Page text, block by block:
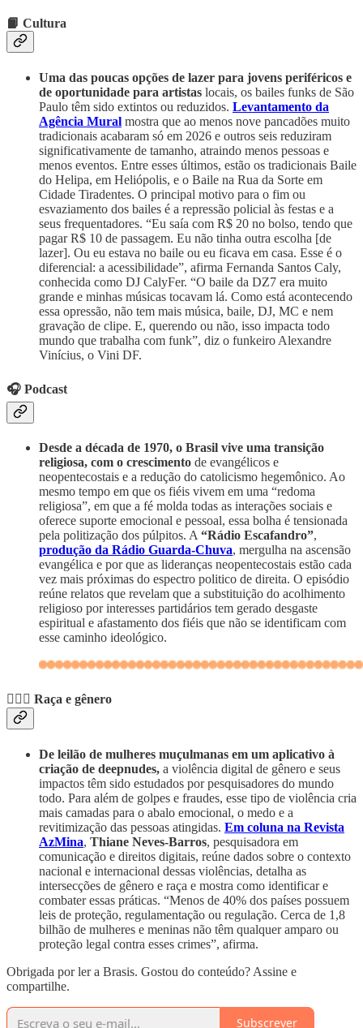
📙 Cultura
Uma das poucas opções de lazer para jovens periféricos e
de oportunidade para artistas locais, os bailes funks de São
Paulo têm sido extintos ou reduzidos. Levantamento da
Agência Mural mostra que ao menos nove pancadões muito
tradicionais acabaram só em 2026 e outros seis reduziram
significativamente de tamanho, atraindo menos pessoas e
menos eventos. Entre esses últimos, estão os tradicionais Baile
do Helipa, em Heliópolis, e o Baile na Rua da Sorte em
Cidade Tiradentes. O principal motivo para o fim ou
esvaziamento dos bailes é a repressão policial às festas e a
seus frequentadores. “Eu saía com R$ 20 no bolso, tendo que
pagar R$ 10 de passagem. Eu não tinha outra escolha [de
lazer]. Ou eu estava no baile ou eu ficava em casa. Esse é o
diferencial: a acessibilidade”, afirma Fernanda Santos Caly,
conhecida como DJ CalyFer. “O baile da DZ7 era muito
grande e minhas músicas tocavam lá. Como está acontecendo
essa opressão, não tem mais música, baile, DJ, MC e nem
gravação de clipe. E, querendo ou não, isso impacta todo
mundo que trabalha com funk”, diz o funkeiro Alexandre
Vinícius, o Vini DF.
🎧 Podcast
Desde a década de 1970, o Brasil vive uma transição
religiosa, com o crescimento de evangélicos e
neopentecostais e a redução do catolicismo hegemônico. Ao
mesmo tempo em que os fiéis vivem em uma “redoma
religiosa”, em que a fé molda todas as interações sociais e
oferece suporte emocional e pessoal, essa bolha é tensionada
pela politização dos púlpitos. A “Rádio Escafandro”,
produção da Rádio Guarda-Chuva, mergulha na ascensão
evangélica e por que as lideranças neopentecostais estão cada
vez mais próximas do espectro politico de direita. O episódio
reúne relatos que revelam que a substituição do acolhimento
religioso por interesses partidários tem gerado desgaste
espiritual e afastamento dos fiéis que não se identificam com
esse caminho ideológico.
🙋🏾‍♀️ Raça e gênero
De leilão de mulheres muçulmanas em um aplicativo à
criação de deepnudes, a violência digital de gênero e seus
impactos têm sido estudados por pesquisadores do mundo
todo. Para além de golpes e fraudes, esse tipo de violência cria
mais camadas para o abalo emocional, o medo e a
revitimização das pessoas atingidas. Em coluna na Revista
AzMina, Thiane Neves-Barros, pesquisadora em
comunicação e direitos digitais, reúne dados sobre o contexto
nacional e internacional dessas violências, detalha as
intersecções de gênero e raça e mostra como identificar e
combater essas práticas. “Menos de 40% dos países possuem
leis de proteção, regulamentação ou regulação. Cerca de 1,8
bilhão de mulheres e meninas não têm qualquer amparo ou
proteção legal contra esses crimes”, afirma.
Obrigada por ler a Brasis. Gostou do conteúdo? Assine e
compartilhe.
Subscrever